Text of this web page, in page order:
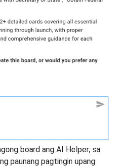
board ang AI Helper; sa
paunang pagtingin upang